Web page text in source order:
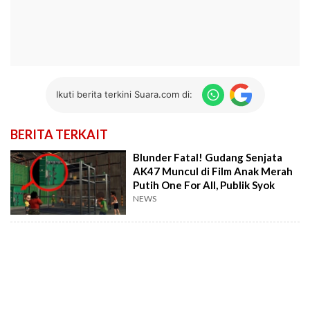
Ikuti berita terkini Suara.com di:
BERITA TERKAIT
Blunder Fatal! Gudang Senjata
AK47 Muncul di Film Anak Merah
Putih One For All, Publik Syok
NEWS